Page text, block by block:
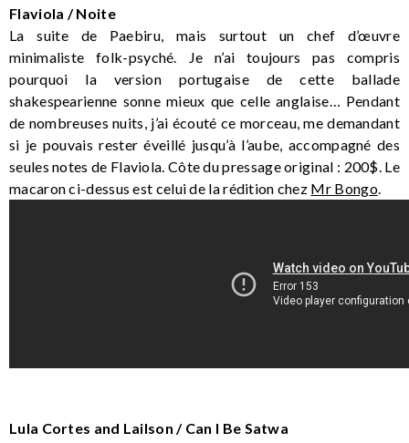
Flaviola / Noite
La suite de Paebiru, mais surtout un chef d’œuvre
minimaliste folk-psyché. Je n’ai toujours pas compris
pourquoi la version portugaise de cette ballade
shakespearienne sonne mieux que celle anglaise… Pendant
de nombreuses nuits, j’ai écouté ce morceau, me demandant
si je pouvais rester éveillé jusqu’à l’aube, accompagné des
seules notes de Flaviola. Côte du pressage original : 200$. Le
macaron ci-dessus est celui de la rédition chez Mr Bongo.
Lula Cortes and Lailson / Can I Be Satwa